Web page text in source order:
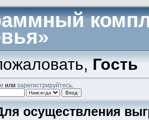
Гость
или зарегистрируйтесь.
осуществления